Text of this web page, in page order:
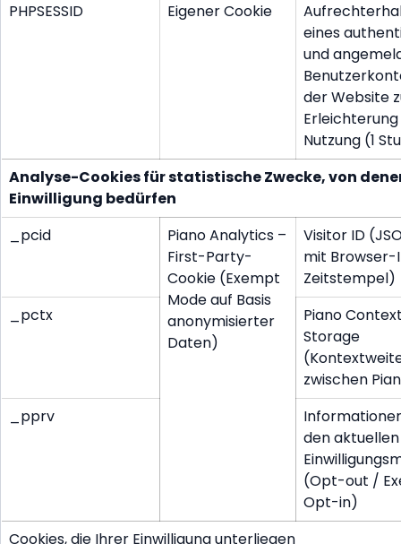
PHPSESSID
Eigener Cookie
eines
und
der Website
Nutzung (1
Analyse-Cookies für statistische Zwecke, von
Einwilligung bedürfen
_pcid
Piano Analytics –
First-Party-
Cookie (Exempt
Mode auf Basis
anonymisierter
Daten)
Visitor ID
mit Browser-
Zeitstempel)
_pctx
Piano
Storage
zwischen
_pprv
den aktuellen
(Opt-out /
Opt-in)
Cookies, die Ihrer Einwilligung unterliegen